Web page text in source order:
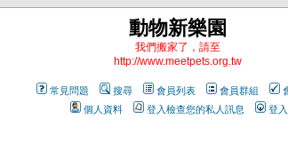
動物新樂園
我們搬家了，請至
http://www.meetpets.org.tw
常見問題 搜尋 會員列表 會員群組
個人資料
登入檢查您的私人訊息 登入